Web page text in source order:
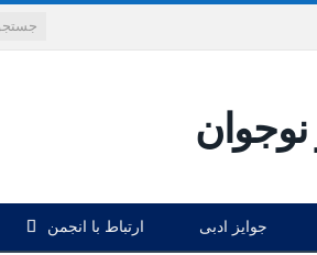
جوایز ادبی ارتباط با انجمن